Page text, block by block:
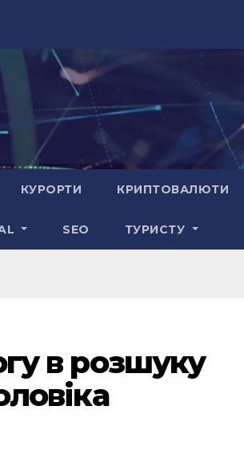
КУРОРТИ КРИПТОВАЛЮТИ
SEO ТУРИСТУ
в розшуку